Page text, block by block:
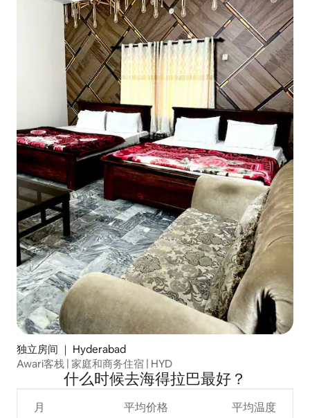
独立房间 ｜ Hyderabad
Awari客栈 | 家庭和商务住宿 | HYD
什么时候去海得拉巴最好？
月 平均价格 平均温度